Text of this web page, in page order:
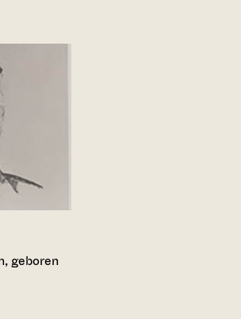
geboren